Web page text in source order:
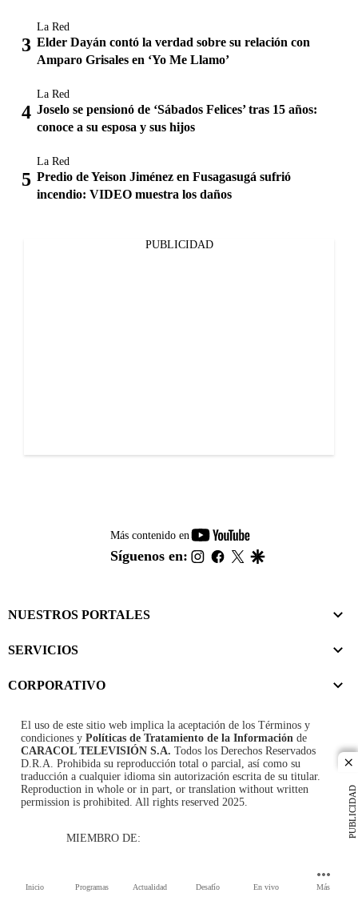
Inicio Programas Actualidad Desafío En vivo Más
PUBLICIDAD
La Red
Elder Dayán contó la verdad sobre su relación con
Amparo Grisales en ‘Yo Me Llamo’
La Red
Joselo se pensionó de ‘Sábados Felices’ tras 15 años:
conoce a su esposa y sus hijos
La Red
Predio de Yeison Jiménez en Fusagasugá sufrió
incendio: VIDEO muestra los daños
PUBLICIDAD
Más contenido en
youtube-
footer
Síguenos en: instagram
facebook
twitter
NUESTROS PORTALES
SERVICIOS
CORPORATIVO
El uso de este sitio web implica la aceptación de los Términos y
condiciones y Políticas de Tratamiento de la Información de
CARACOL TELEVISIÓN S.A. Todos los Derechos Reservados
D.R.A. Prohibida su reproducción total o parcial, así como su
traducción a cualquier idioma sin autorización escrita de su titular.
Reproduction in whole or in part, or translation without written
permission is prohibited. All rights reserved 2025.
MIEMBRO DE: